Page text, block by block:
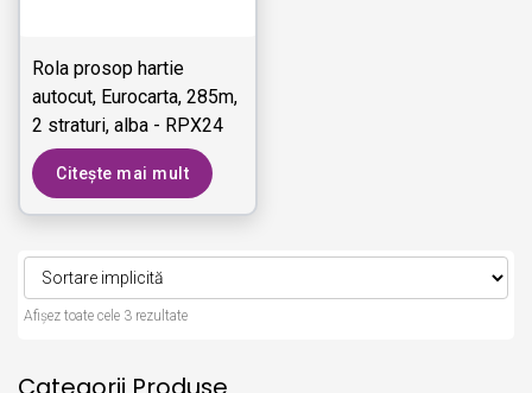
Rola prosop hartie
autocut, Eurocarta, 285m,
2 straturi, alba - RPX24
E18A
Citește mai mult
Afișez toate cele 3 rezultate